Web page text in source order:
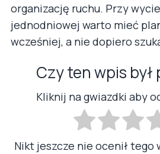
organizację ruchu. Przy
jednodniowej warto mieć
wcześniej, a nie dopiero
Czy ten wpis był
Kliknij na gwiazdki aby
Nikt jeszcze nie ocenił tego